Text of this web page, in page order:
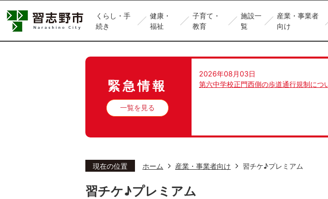
くらし・手
続き
健康・
福祉
子育て・
教育
施設一
覧
産業・事業者
向け
緊急情報
一覧を見る
2026年08月03日
第六中学校正門西側の歩道通行規制につ
現在の位置 ホーム 産業・事業者向け 習チケ♪プレミアム
習チケ♪プレミアム